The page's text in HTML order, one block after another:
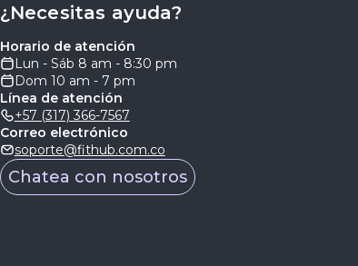
¿Necesitas ayuda?
Horario de atención
Lun - Sáb 8 am - 8:30 pm
Dom 10 am - 7 pm
Línea de atención
+57 (317) 366-7567
Correo electrónico
soporte@fithub.com.co
Chatea con nosotros